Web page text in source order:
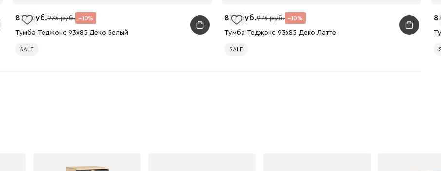
877 975 10
Тумба Теджонс 93x85 Деко ​Белый
SALE
877 975 10
Тумба Теджонс 93x85 Деко ​Латте
SALE